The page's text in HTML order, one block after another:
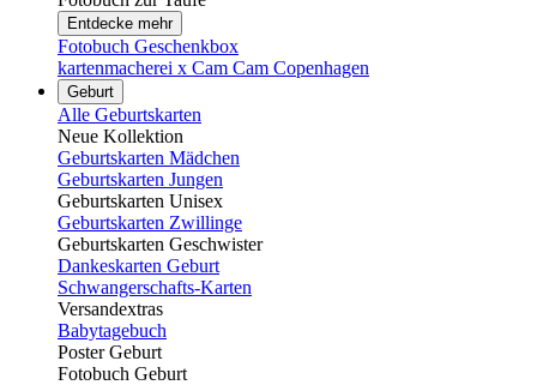
Entdecke mehr
Fotobuch Geschenkbox
kartenmacherei x Cam Cam Copenhagen
Geburt
Alle Geburtskarten
Neue Kollektion
Geburtskarten Mädchen
Geburtskarten Jungen
Geburtskarten Unisex
Geburtskarten Zwillinge
Geburtskarten Geschwister
Dankeskarten Geburt
Schwangerschafts-Karten
Versandextras
Babytagebuch
Poster Geburt
Fotobuch Geburt